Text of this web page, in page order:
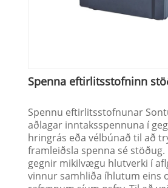
Spenna eftirlitsstofninn
Spennu eftirlitsstofnunar
aðlagar inntaksspennuna í
hringrás eða vélbúnað til að
framleiðsla spenna sé
gegnir mikilvægu hlutverki í
vinnur samhliða íhlutum eins